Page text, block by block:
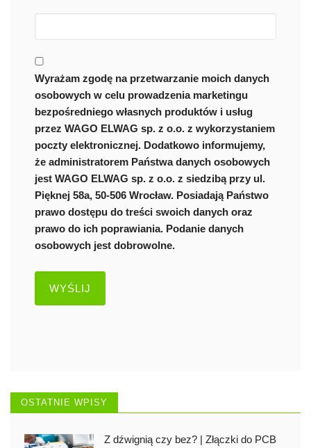
Wyrażam zgodę na przetwarzanie moich danych
osobowych w celu prowadzenia marketingu
bezpośredniego własnych produktów i usług
przez WAGO ELWAG sp. z o.o. z wykorzystaniem
poczty elektronicznej. Dodatkowo informujemy,
że administratorem Państwa danych osobowych
jest WAGO ELWAG sp. z o.o. z siedzibą przy ul.
Pięknej 58a, 50-506 Wrocław. Posiadają Państwo
prawo dostępu do treści swoich danych oraz
prawo do ich poprawiania. Podanie danych
osobowych jest dobrowolne.
OSTATNIE WPISY
Z dźwignią czy bez? | Złączki do PCB